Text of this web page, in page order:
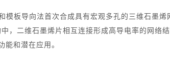
板导向法首次合成具有宏观多孔的三维石墨
，二维石墨烯片相互连接形成高导电率的网
和潜在应用。